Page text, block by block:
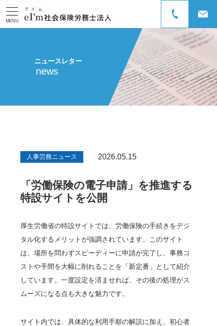
MENU
ニュースレター
news
人事労務ニュース 2026.05.15
「労働保険の電子申請」を推進する
特設サイトを公開
厚生労働省の特設サイトでは、労働保険の手続きをデジ
タル化するメリットが強調されています。このサイト
は、場所を問わずスピーディーに申請が完了し、事務コ
ストや手間を大幅に削れることを「新定番」として紹介
しています。一度設定を済ませれば、その後の処理がス
ムーズになる点も大きな魅力です。
サイト内では、具体的な利用手順の解説に加え、初心者